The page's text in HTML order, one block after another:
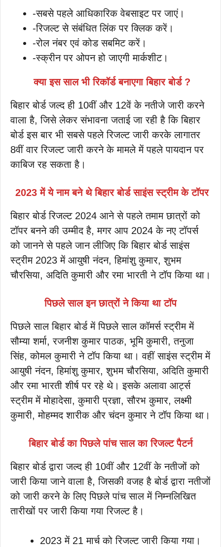
-सबसे पहले आधिकारिक वेबसाइट पर जाएं।
-रिजल्ट से संबंधित लिंक पर क्लिक करें।
-रोल नंबर एवं कोड सबमिट करें।
-स्क्रीन पर ओपन हो जाएगी मार्कशीट।
क्या इस साल भी रिकॉर्ड बनाएगा बिहार बोर्ड ?
बिहार बोर्ड जल्द ही 10वीं और 12वें के नतीजे जारी करने
वाला है, जिसे लेकर संभावना जताई जा रही है कि बिहार
बोर्ड इस बार भी सबसे पहले रिजल्ट जारी करके लागातर
8वीं वार रिजल्ट जारी करने के मामले में पहले पायदान पर
काबिज रह सकता है।
2023 में ये नाम बने थे बिहार बोर्ड साइंस स्ट्रीम के टॉपर
बिहार बोर्ड रिजल्ट 2024 आने से पहले तमाम छात्रों को
टॉपर बनने की उम्मीद है, मगर आप 2024 के नए टॉपर्स
को जानने से पहले जान लीजिए कि बिहार बोर्ड साइंस
स्ट्रीम 2023 में आयुषी नंदन, हिमांशु कुमार, शुभम
चौरसिया, अदिति कुमारी और रमा भारती ने टॉप किया था।
पिछले साल इन छात्रों ने किया था टॉप
पिछले साल बिहार बोर्ड में पिछले साल कॉमर्स स्ट्रीम में
सौम्या शर्मा, रजनीश कुमार पाठक, भूमि कुमारी, तनुजा
सिंह, कोमल कुमारी ने टॉप किया था। वहीं साइंस स्ट्रीम में
आयुषी नंदन, हिमांशु कुमार, शुभम चौरसिया, अदिति कुमारी
और रमा भारती शीर्ष पर रहे थे। इसके अलावा आर्ट्स
स्ट्रीम में मोहादेसा, कुमारी प्रज्ञा, सौरभ कुमार, लक्ष्मी
कुमारी, मोहम्मद शारीक और चंदन कुमार ने टॉप किया था।
बिहार बोर्ड का पिछले पांच साल का रिजल्ट पैटर्न
बिहार बोर्ड द्वारा जल्द ही 10वीं और 12वीं के नतीजों को
जारी किया जाने वाला है, जिसकी वजह है बोर्ड द्वारा नतीजों
को जारी करने के लिए पिछले पांच साल में निम्नलिखित
तारीखों पर जारी किया गया रिजल्ट है।
2023 में 21 मार्च को रिजल्ट जारी किया गया।